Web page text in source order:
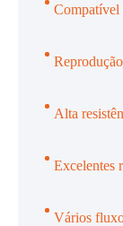
Compatível
Alta
Excelentes
Vários